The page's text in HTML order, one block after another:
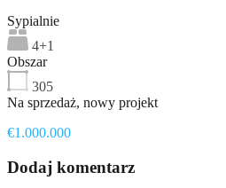
Sypialnie
4+1
Obszar
305
Na sprzedaż, nowy projekt
€1.000.000
Dodaj komentarz